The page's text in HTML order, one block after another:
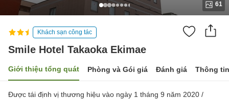
61
Khách sạn công tác
Smile Hotel Takaoka Ekimae
Giới thiệu tổng quát Phòng và Gói giá Đánh giá Thông
Được tái định vị thương hiệu vào ngày 1 tháng 9 năm 2020 /